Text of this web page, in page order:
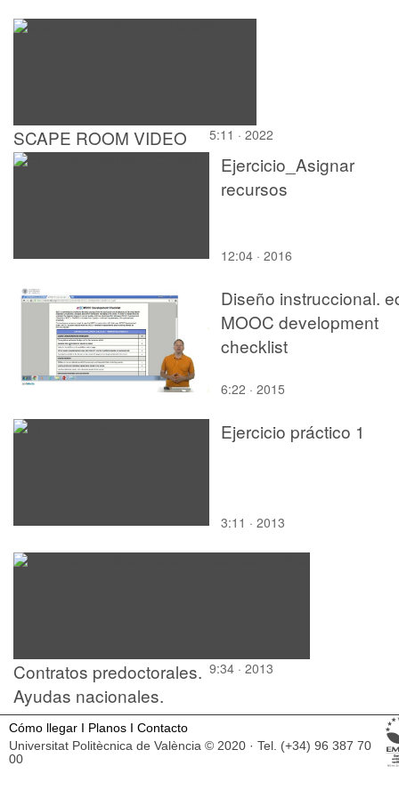
SCAPE ROOM VIDEO
COMPLETO
5:11 · 2022
Ejercicio_Asignar
recursos
12:04 · 2016
Diseño instruccional.
MOOC development
checklist
6:22 · 2015
Ejercicio práctico 1
3:11 · 2013
Contratos predoctorales.
Ayudas nacionales.
9:34 · 2013
Cómo llegar I Planos I Contacto
Universitat Politècnica de València © 2020 · Tel. (+34) 96 387 70
00